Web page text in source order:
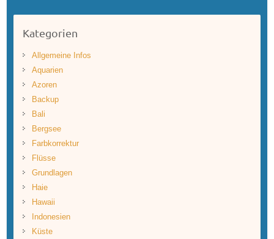
Kategorien
Allgemeine Infos
Aquarien
Azoren
Backup
Bali
Bergsee
Farbkorrektur
Flüsse
Grundlagen
Haie
Hawaii
Indonesien
Küste